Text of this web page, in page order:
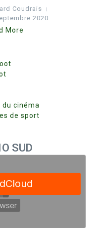
Coudrais
2020
More
cinéma
de sport
SUD